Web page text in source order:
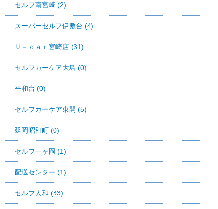
セルフ南宮崎 (2)
スーパーセルフ伊敷台 (4)
Ｕ－ｃａｒ宮崎店 (31)
セルフカーケア大島 (0)
平和台 (0)
セルフカーケア東開 (5)
延岡昭和町 (0)
セルフ一ヶ岡 (1)
配送センター (1)
セルフ大和 (33)